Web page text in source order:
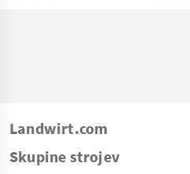
Landwirt.com
Skupine strojev